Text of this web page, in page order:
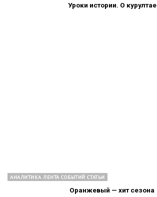
Уроки истории. О курултае
АНАЛИТИКА ЛЕНТА СОБЫТИЙ СТАТЬИ
Оранжевый — хит сезона